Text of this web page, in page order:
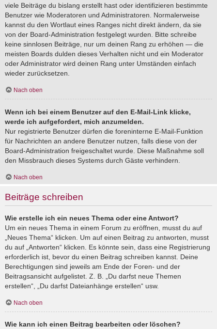
viele Beiträge du bislang erstellt hast oder identifizieren bestimmte
Benutzer wie Moderatoren und Administratoren. Normalerweise
kannst du den Wortlaut eines Ranges nicht direkt ändern, da sie
von der Board-Administration festgelegt wurden. Bitte schreibe
keine sinnlosen Beiträge, nur um deinen Rang zu erhöhen — die
meisten Boards dulden dieses Verhalten nicht und ein Moderator
oder Administrator wird deinen Rang unter Umständen einfach
wieder zurücksetzen.
Nach oben
Wenn ich bei einem Benutzer auf den E-Mail-Link klicke,
werde ich aufgefordert, mich anzumelden.
Nur registrierte Benutzer dürfen die foreninterne E-Mail-Funktion
für Nachrichten an andere Benutzer nutzen, falls diese von der
Board-Administration freigeschaltet wurde. Diese Maßnahme soll
den Missbrauch dieses Systems durch Gäste verhindern.
Nach oben
Beiträge schreiben
Wie erstelle ich ein neues Thema oder eine Antwort?
Um ein neues Thema in einem Forum zu eröffnen, musst du auf
„Neues Thema“ klicken. Um auf einen Beitrag zu antworten, musst
du auf „Antworten“ klicken. Es könnte sein, dass eine Registrierung
erforderlich ist, bevor du einen Beitrag schreiben kannst. Deine
Berechtigungen sind jeweils am Ende der Foren- und der
Beitragsansicht aufgelistet. Z. B. „Du darfst neue Themen
erstellen“, „Du darfst Dateianhänge erstellen“ usw.
Nach oben
Wie kann ich einen Beitrag bearbeiten oder löschen?